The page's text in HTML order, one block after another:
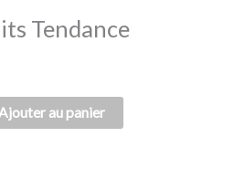
Tendance
au panier